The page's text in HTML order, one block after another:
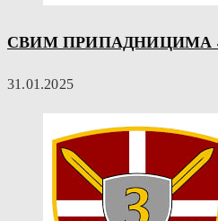
СВИМ ПРИПАДНИЦИМА
31.01.2025